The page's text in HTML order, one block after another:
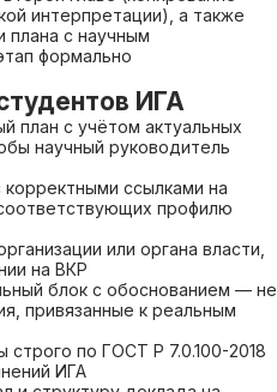
интерпретации), а также
плана с научным
формально
ИГА
план с учётом актуальных
научный руководитель
ссылками на
профилю
или органа власти,
на ВКР
блок с обоснованием — не
привязанные к реальным
по ГОСТ Р 7.0.100-2018
ИГА